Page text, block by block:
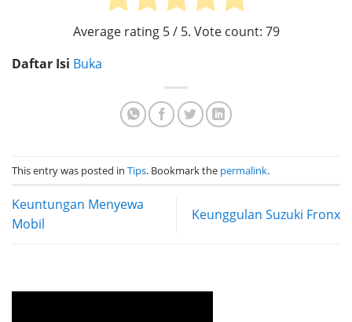
Average rating 5/ 5. Vote count: 79
Daftar Isi Buka
This entry was posted in Tips. Bookmark the permalink.
Keuntungan Menyewa
Mobil
Keunggulan Suzuki Fronx